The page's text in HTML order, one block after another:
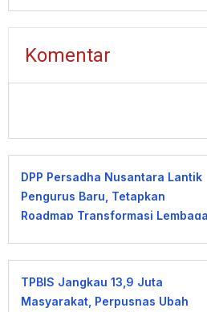
Komentar
DPP Persadha Nusantara Lantik
Pengurus Baru, Tetapkan
Roadmap Transformasi Lembaga
TPBIS Jangkau 13,9 Juta
Masyarakat, Perpusnas Ubah